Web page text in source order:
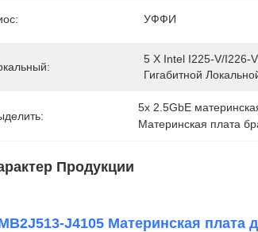
УФФИ
5 X Intel I225-V/I226-
Гигабитной
5x 2.5GbE
Материнская плата
Продукции
J4105 Материнская плата